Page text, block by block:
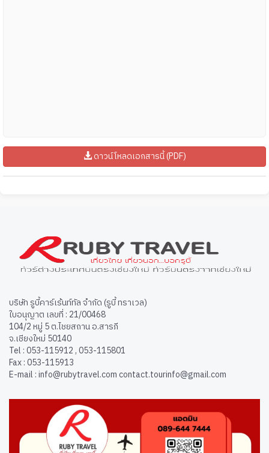
ดาวน์โหลดเอกสารนี้ (PDF)
บริษัท รูบี้คาร์เร้นท์ทัล จำกัด (รูบี้ ทราเวล)
ใบอนุญาต เลขที่ : 21/00468
104/2 หมู่ 5 ต.ไชยสถาน อ.สารภี
จ.เชียงใหม่ 50140
Tel : 053-115912 , 053-115801
Fax : 053-115913
E-mail : info@rubytravel.com contact.tourinfo@gmail.com